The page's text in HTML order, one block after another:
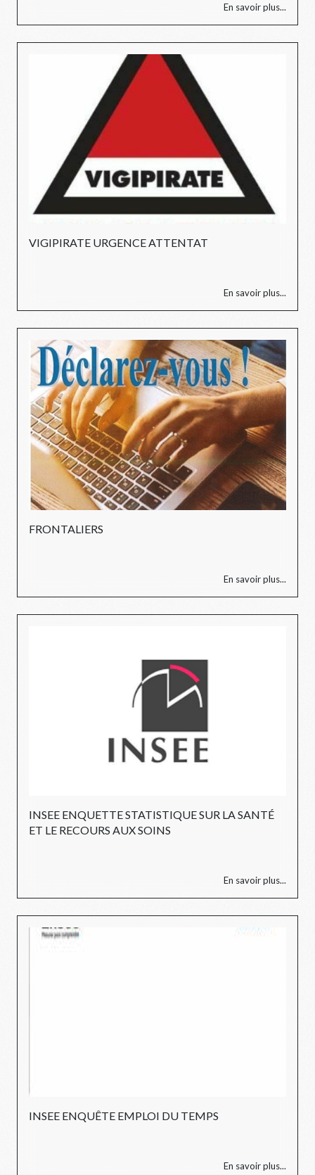
En savoir plus...
VIGIPIRATE URGENCE ATTENTAT
En savoir plus...
FRONTALIERS
En savoir plus...
INSEE ENQUETTE STATISTIQUE SUR LA SANTÉ
ET LE RECOURS AUX SOINS
En savoir plus...
INSEE ENQUÊTE EMPLOI DU TEMPS
En savoir plus...